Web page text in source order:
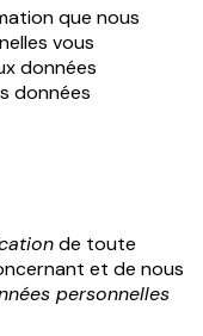
que nous
vous
données
données
de toute
et de nous
personnelles